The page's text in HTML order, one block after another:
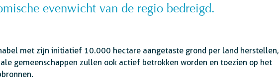
evenwicht van de regio bedreigd.
met zijn initiatief 10.000 hectare aangetaste grond per land herstellen,
gemeenschappen zullen ook actief betrokken worden en toezien op het